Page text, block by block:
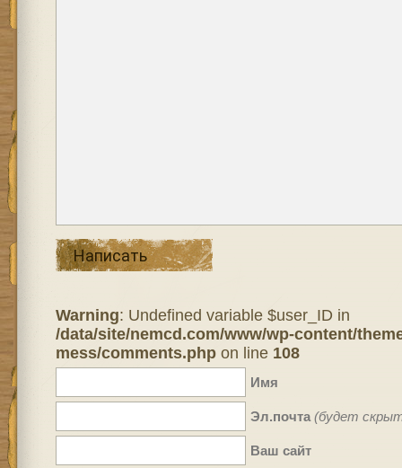
Написать
Warning: Undefined variable $user_ID in
/data/site/nemcd.com/www/wp-content/
mess/comments.phpon line 108
Имя
Эл.почта (будет
Ваш сайт